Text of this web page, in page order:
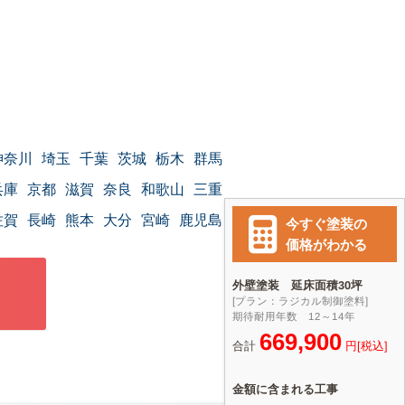
川 埼玉 千葉 茨城 栃木 群馬
京都 滋賀 奈良 和歌山 三重
長崎 熊本 大分 宮崎 鹿児島 沖縄